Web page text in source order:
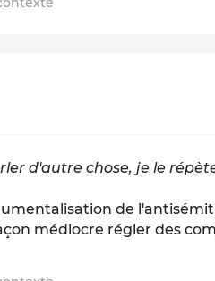
d'autre chose, je le
de
médiocre régler des